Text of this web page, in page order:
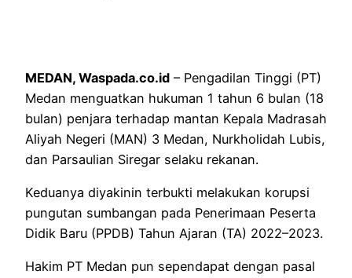
MEDAN, Waspada.co.id – Pengadilan Tinggi (PT)
Medan menguatkan hukuman 1 tahun 6 bulan (18
bulan) penjara terhadap mantan Kepala Madrasah
Aliyah Negeri (MAN) 3 Medan, Nurkholidah Lubis,
dan Parsaulian Siregar selaku rekanan.
Keduanya diyakinin terbukti melakukan korupsi
pungutan sumbangan pada Penerimaan Peserta
Didik Baru (PPDB) Tahun Ajaran (TA) 2022–2023.
Hakim PT Medan pun sependapat dengan pasal